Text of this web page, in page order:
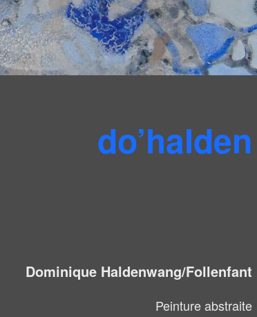
Dominique Haldenwang/Follenfant
Peinture abstraite
do’halden